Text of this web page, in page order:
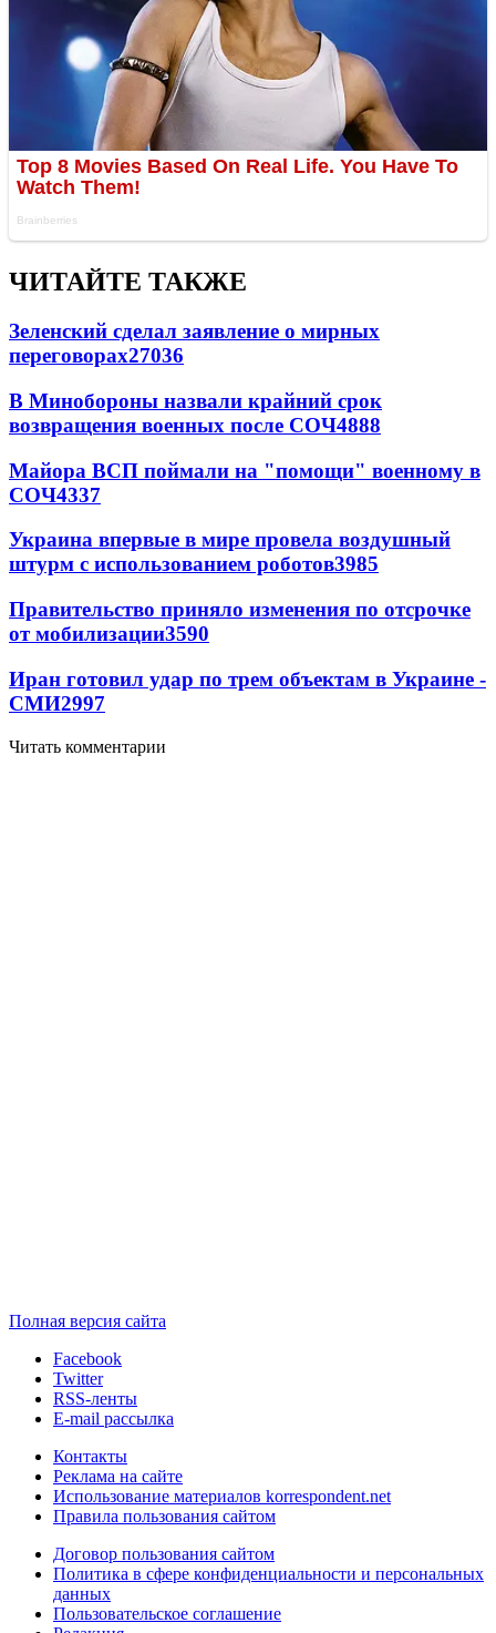
ЧИТАЙТЕ ТАКЖЕ
Зеленский сделал заявление о мирных
переговорах27036
В Минобороны назвали крайний срок
возвращения военных после СОЧ4888
Майора ВСП поймали на "помощи" военному в
СОЧ4337
Украина впервые в мире провела воздушный
штурм с использованием роботов3985
Правительство приняло изменения по отсрочке
от мобилизации3590
Иран готовил удар по трем объектам в Украине -
СМИ2997
Читать комментарии
Полная версия сайта
Facebook
Twitter
RSS-ленты
E-mail рассылка
Контакты
Реклама на сайте
Использование материалов korrespondent.net
Правила пользования сайтом
Договор пользования сайтом
Политика в сфере конфиденциальности и персональных
данных
Пользовательское соглашение